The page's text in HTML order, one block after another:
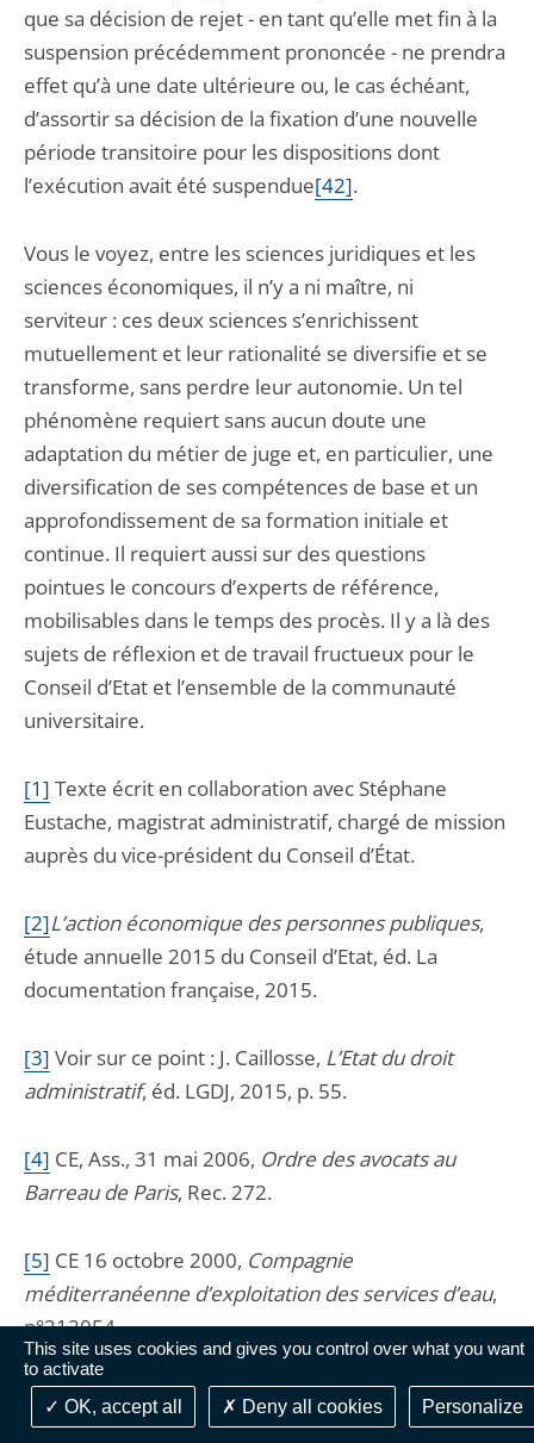
This site uses cookies and gives you control over what you want
to activate
OK, accept all
Deny all cookies Personalize
que sa décision de rejet - en tant qu’elle met fin à la
suspension précédemment prononcée - ne prendra
effet qu’à une date ultérieure ou, le cas échéant,
d’assortir sa décision de la fixation d’une nouvelle
période transitoire pour les dispositions dont
l’exécution avait été suspendue[42].
Vous le voyez, entre les sciences juridiques et les
sciences économiques, il n’y a ni maître, ni
serviteur : ces deux sciences s’enrichissent
mutuellement et leur rationalité se diversifie et se
transforme, sans perdre leur autonomie. Un tel
phénomène requiert sans aucun doute une
adaptation du métier de juge et, en particulier, une
diversification de ses compétences de base et un
approfondissement de sa formation initiale et
continue. Il requiert aussi sur des questions
pointues le concours d’experts de référence,
mobilisables dans le temps des procès. Il y a là des
sujets de réflexion et de travail fructueux pour le
Conseil d’Etat et l’ensemble de la communauté
universitaire.
[1] Texte écrit en collaboration avec Stéphane
Eustache, magistrat administratif, chargé de mission
auprès du vice-président du Conseil d’État.
[2]L’action économique des personnes publiques,
étude annuelle 2015 du Conseil d’Etat, éd. La
documentation française, 2015.
[3] Voir sur ce point : J. Caillosse, L’Etat du droit
administratif, éd. LGDJ, 2015, p. 55.
[4] CE, Ass., 31 mai 2006, Ordre des avocats au
Barreau de Paris, Rec. 272.
[5] CE 16 octobre 2000, Compagnie
méditerranéenne d’exploitation des services d’eau,
n°212054.
[6]CE, Sect., avis, 8 novembre 2000,Société Jean-
Louis Bernard Consultants, n°222208.